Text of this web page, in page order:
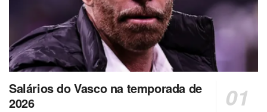
Salários do Vasco na temporada de
2026